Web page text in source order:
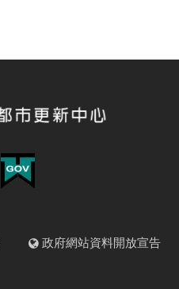
政府網站資料開放宣告